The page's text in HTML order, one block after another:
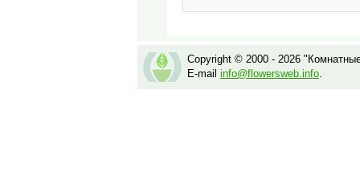
Copyright © 2000 - 2026
E-mail info@flowersweb.info.